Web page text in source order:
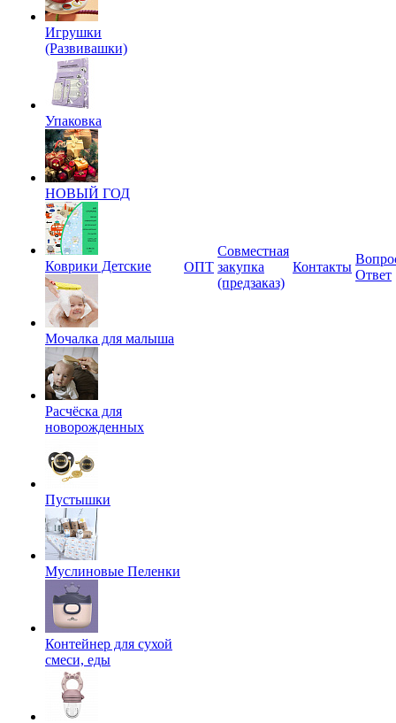
Игрушки
(Развивашки)
Упаковка
НОВЫЙ ГОД
Коврики Детские
Мочалка для малыша
Расчёска для
новорожденных
Пустышки
Муслиновые Пеленки
Контейнер для сухой
смеси, еды
ОПТ
Совместная
закупка
(предзаказ)
Контакты
Ответ